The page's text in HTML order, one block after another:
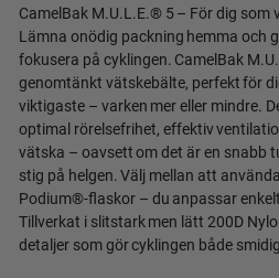
CamelBak M.U.L.E.® 5 – För dig
Lämna onödig packning hemma och
fokusera på cyklingen. CamelBak
genomtänkt vätskebälte, perfekt för
viktigaste – varken mer eller mindre.
optimal rörelsefrihet, effektiv
vätska – oavsett om det är en snabb
stig på helgen. Välj mellan att
Podium®-flaskor – du anpassar
Tillverkat i slitstark men lätt 200D
detaljer som gör cyklingen både